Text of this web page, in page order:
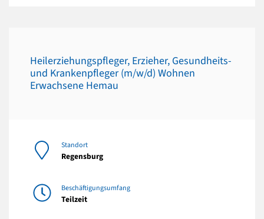
Heilerziehungspfleger, Erzieher, Gesundheits-
und Krankenpfleger (m/w/d) Wohnen
Erwachsene Hemau
Standort
Regensburg
Beschäftigungsumfang
Teilzeit